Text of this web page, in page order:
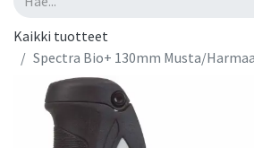
Kaikki tuotteet
Spectra Bio+ 130mm Musta/